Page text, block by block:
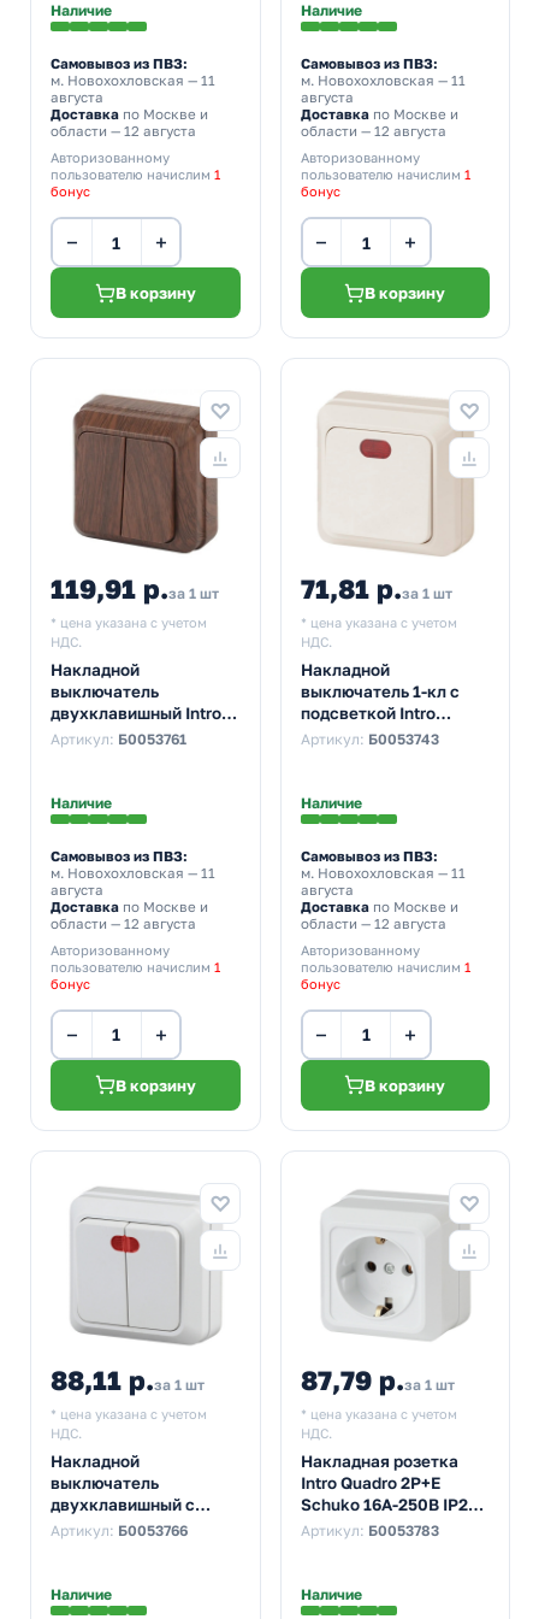
Наличие
Самовывоз из ПВЗ:
м. Новохохловская — 11
августа
Доставка по Москве и
области — 12 августа
Авторизованному
пользователю начислим 1
бонус
− +
В корзину
Наличие
Самовывоз из ПВЗ:
м. Новохохловская — 11
августа
Доставкапо Москве и
области — 12 августа
Авторизованному
пользователю начислим 1
бонус
− +
В корзину
119,91 р.за 1 шт
* цена указана с учетом
НДС.
Накладной
выключатель
двухклавишный Intro
Quadro 10А-250В IP20
Артикул: Б0053761
Наличие
Самовывоз из ПВЗ:
м. Новохохловская — 11
августа
Доставка по Москве и
области — 12 августа
Авторизованному
пользователю начислим 1
бонус
− +
В корзину
71,81 р.за 1 шт
* цена указана с учетом
НДС.
Накладной
выключатель 1-кл с
подсветкой Intro
Quadro 10А-250В IP20
Артикул: Б0053743
Наличие
Самовывоз из ПВЗ:
м. Новохохловская — 11
августа
Доставкапо Москве и
области — 12 августа
Авторизованному
пользователю начислим 1
бонус
− +
В корзину
88,11 р.за 1 шт
* цена указана с учетом
НДС.
Накладной
выключатель
двухклавишный с
подсветкой Intro
Артикул: Б0053766
Наличие
87,79 р.за 1 шт
* цена указана с учетом
НДС.
Накладная розетка
Intro Quadro 2P+E
Schuko 16А-250В IP20
белый 2-202-01
Артикул: Б0053783
Наличие